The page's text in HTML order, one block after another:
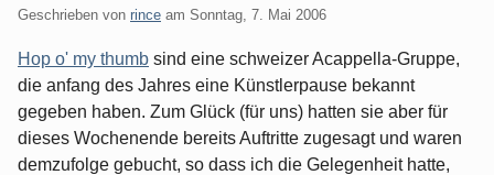
Geschrieben von rince am Sonntag, 7. Mai 2006
Hop o' my thumb sind eine schweizer Acappella-Gruppe,
die anfang des Jahres eine Künstlerpause bekannt
gegeben haben. Zum Glück (für uns) hatten sie aber für
dieses Wochenende bereits Auftritte zugesagt und waren
demzufolge gebucht, so dass ich die Gelegenheit hatte,